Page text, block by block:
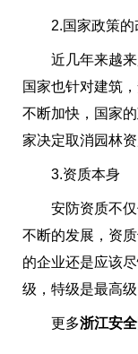
2.国家政策的
近几年来越来
国家也针对建筑
不断加快，国家
家决定取消园林
3.资质本身
安防资质不仅
不断的发展，资
的企业还是应该
级，特级是最高
更多浙江安